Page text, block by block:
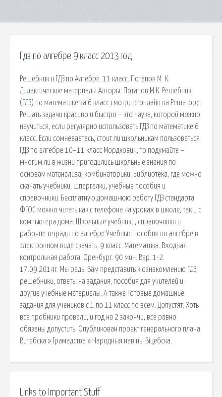
Гдз по алгебре 9 класс 2013 год
Решебник и ГДЗ по Алгебре. 11 класс. Потапов М. К.
Дидактические материалы Авторы: Потапов М.К. Решебник
(ГДЗ) по математике за 6 класс смотрите онлайн на Решаторе.
Решать задачи красиво и быстро – это наука, которой можно
научиться, если регулярно использовать ГДЗ по математике 6
класс. Если сомневаетесь, стоит ли школьникам пользоваться
ГДЗ по алгебре 10–11 класс Мордкович, то подумайте –
многим ли в жизни пригодились школьные знания по
основам матанализа, комбинаторики. Библиотека, где можно
скачать учебники, шпаргалки, учебные пособия и
справочники. Бесплатную домашнюю работу ГДЗ стандарта
ФГОС можно читать как с телефона на уроках в школе, так и с
компьютера дома. Школьные учебники, справочники и
рабочие тетради по алгебре Учебные пособия по алгебре в
электронном виде скачать. 9 класс. Математика. Входная
контрольная работа. Оренбург. 90 мин. Вар. 1-2.
17.09.2014г. Мы рады Вам представить к ознакомлению ГДЗ,
решебники, ответы на задания, пособия для учителей и
другие учебные материалы. А также Готовые домашние
задания для учеников с 1 по 11 класс по всем. Допустят. Хоть
все пробники провали, и год на 2 закончи, всё равно
обязаны допустить. Опубликован проект генерального плана
Витебска » Грамадства » Народныя навіны Віцебска.
Links to Important Stuff